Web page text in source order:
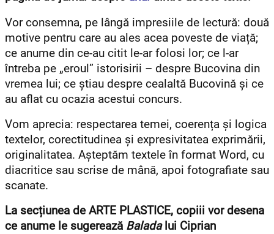
Vor consemna, pe lângă impresiile de lectură: două
motive pentru care au ales acea poveste de viață;
ce anume din ce-au citit le-ar folosi lor; ce l-ar
întreba pe „eroul” istorisirii – despre Bucovina din
vremea lui; ce știau despre cealaltă Bucovină și ce
au aflat cu ocazia acestui concurs.
Vom aprecia: respectarea temei, coerența și logica
textelor, corectitudinea și expresivitatea exprimării,
originalitatea. Așteptăm textele în format Word, cu
diacritice sau scrise de mână, apoi fotografiate sau
scanate.
La secțiunea de ARTE PLASTICE, copiii vor desena
ce anume le sugerează Baladalui Ciprian